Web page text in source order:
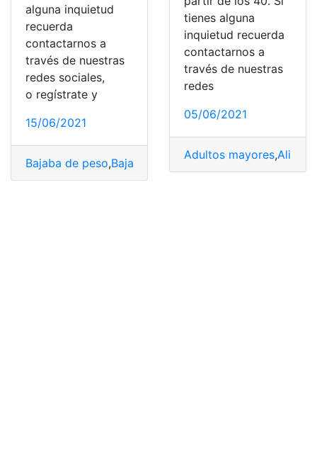
alguna inquietud
recuerda
contactarnos a
través de nuestras
redes sociales,
o regístrate y
15/06/2021
Bajaba de peso,Bajar de peso, Dieta,Ejercicios,Ejercito
tienes alguna
inquietud recuerda
contactarnos a
través de nuestras
redes
05/06/2021
Adultos mayores,